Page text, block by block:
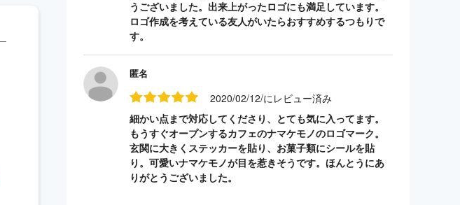
うございました。出来上がったロゴにも満足しています。
ロゴ作成を考えている友人がいたらおすすめするつもりで
す。
匿名
2020/02/12/にレビュー済み
細かい点まで対応してくださり、とても気に入ってます。
もうすぐオープンするカフェのナマケモノのロゴマーク。
玄関に大きくステッカーを貼り、お菓子類にシールを貼
り。可愛いナマケモノが目を惹きそうです。ほんとうにあ
りがとうございました。